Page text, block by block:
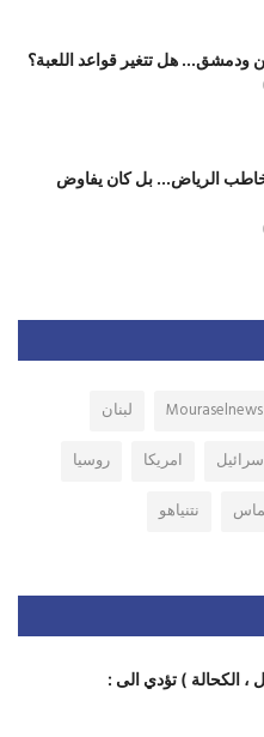
ودمشق... هل تتغير قواعد اللعبة؟
الرياض... بل كان يفاوض
Mouraselnews
لبنان
امريكا
روسيا
نتنياهو
، الكحالة ) تؤدي الى :